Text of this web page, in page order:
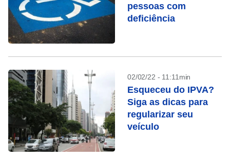
pessoas com
deficiência
02/02/22 - 11:11min
Esqueceu do IPVA?
Siga as dicas para
regularizar seu
veículo